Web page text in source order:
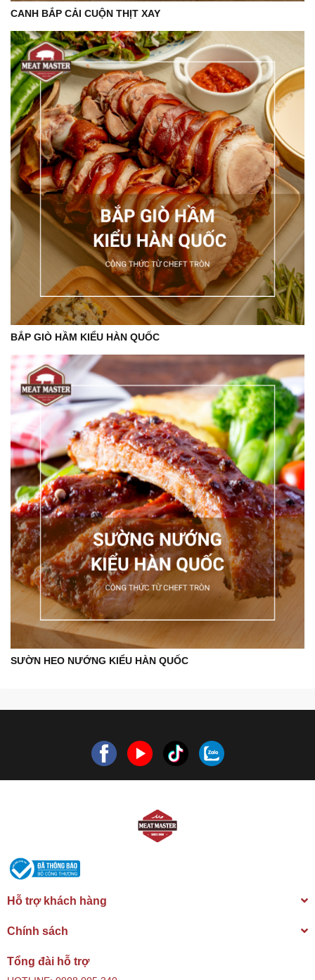
CANH BẮP CẢI CUỘN THỊT XAY
BẮP GIÒ HẦM KIỂU HÀN QUỐC
SƯỜN HEO NƯỚNG KIỂU HÀN QUỐC
Hỗ trợ khách hàng
Chính sách
Tổng đài hỗ trợ